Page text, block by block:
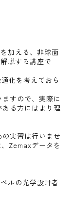
加える、非球面
説する講座で
化を考えておら
すので、実際に
る方にはより理
実習は行いませ
Zemaxデータを
ルの光学設計者